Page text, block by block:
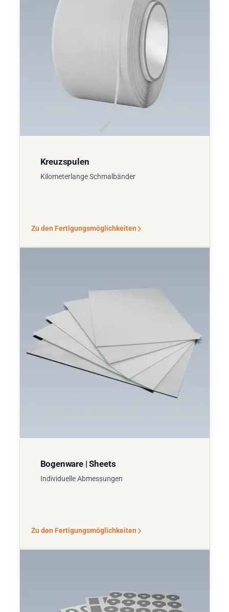
Kreuzspulen
Kilometerlange Schmalbänder
Zu den Fertigungsmöglichkeiten
Bogenware | Sheets
Individuelle Abmessungen
Zu den Fertigungsmöglichkeiten